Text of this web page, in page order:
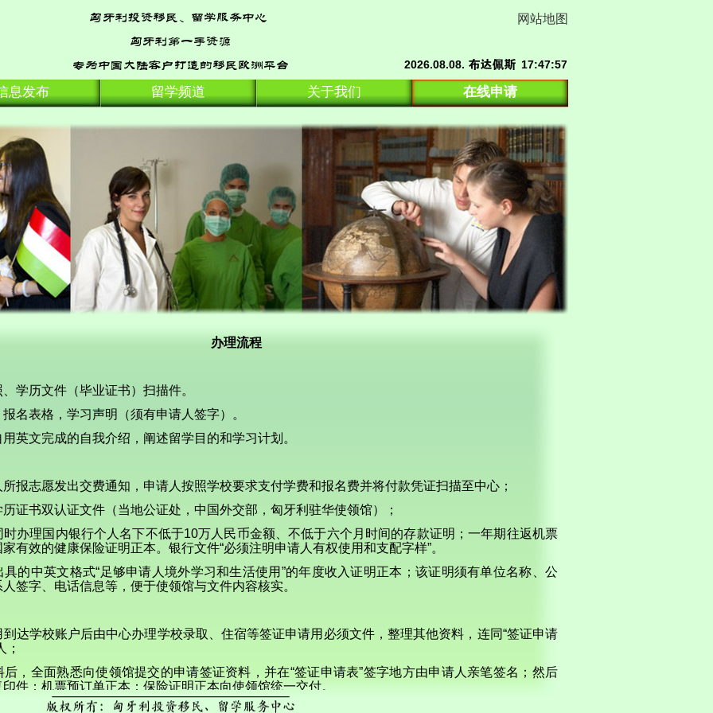
网站地图
息发布 留学频道 关于我们 在线申请
办理流程
学历文件（毕业证书）扫描件。
名表格，学习声明（须有申请人签字）。
英文完成的自我介绍，阐述留学目的和学习计划。
报志愿发出交费通知，申请人按照学校要求支付学费和报名费并将付款凭证扫描至中心；
证书双认证文件（当地公证处，中国外交部，匈牙利驻华使领馆）；
办理国内银行个人名下不低于10万人民币金额、不低于六个月时间的存款证明；一年期往返机票
有效的健康保险证明正本。银行文件“必须注明申请人有权使用和支配字样”。
的中英文格式“足够申请人境外学习和生活使用”的年度收入证明正本；该证明须有单位名称、公
签字、电话信息等，便于使领馆与文件内容核实。
达学校账户后由中心办理学校录取、住宿等签证申请用必须文件，整理其他资料，连同“签证申请
；
，全面熟悉向使领馆提交的申请签证资料，并在“签证申请表”签字地方由申请人亲笔签名；然后
件；机票预订单正本；保险证明正本向使领馆统一交付。
会安排对申请人进行面试辅导，在接到使领馆正式面试通知后，中心将通过电话或网络对申请人